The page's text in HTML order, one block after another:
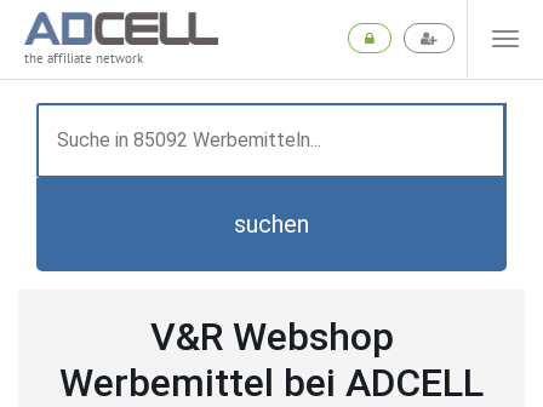
the affiliate network
suchen
V&R Webshop
Werbemittel bei ADCELL